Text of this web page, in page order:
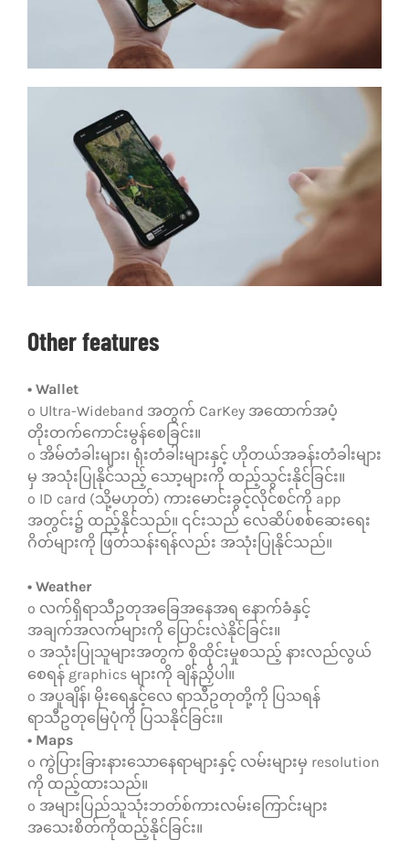
Other features
• Wallet
o Ultra-Wideband အတွက် CarKey အထောက်အပံ့
တိုးတက်ကောင်းမွန်စေခြင်း။
o အိမ်တံခါးများ၊ ရုံးတံခါးများနှင့် ဟိုတယ်အခန်းတံခါးများ
မှ အသုံးပြုနိုင်သည့် သော့များကို ထည့်သွင်းနိုင်ခြင်း။
o ID card (သို့မဟုတ်) ကားမောင်းခွင့်လိုင်စင်ကို app
အတွင်း၌ ထည့်နိုင်သည်။ ၎င်းသည် လေဆိပ်စစ်ဆေးရေး
ဂိတ်များကို ဖြတ်သန်းရန်လည်း အသုံးပြုနိုင်သည်။
• Weather
o လက်ရှိရာသီဥတုအခြေအနေအရ နောက်ခံနှင့်
အချက်အလက်များကို ပြောင်းလဲနိုင်ခြင်း။
o အသုံးပြုသူများအတွက် စိုထိုင်းမှုစသည့် နားလည်လွယ်
စေရန် graphics များကို ချိန်ညှိပါ။
o အပူချိန်၊ မိုးရေနှင့်လေ ရာသီဥတုတို့ကို ပြသရန်
ရာသီဥတုမြေပုံကို ပြသနိုင်ခြင်း။
• Maps
o ကွဲပြားခြားနားသောနေရာများနှင့် လမ်းများမှ resolution
ကို ထည့်ထားသည်။
o အများပြည်သူသုံးဘတ်စ်ကားလမ်းကြောင်းများ
အသေးစိတ်ကိုထည့်နိုင်ခြင်း။